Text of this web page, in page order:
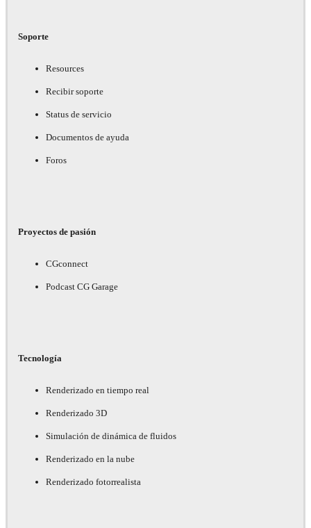
Soporte
Resources
Recibir soporte
Status de servicio
Documentos de ayuda
Foros
Proyectos de pasión
CGconnect
Podcast CG Garage
Tecnología
Renderizado en tiempo real
Renderizado 3D
Simulación de dinámica de fluidos
Renderizado en la nube
Renderizado fotorrealista